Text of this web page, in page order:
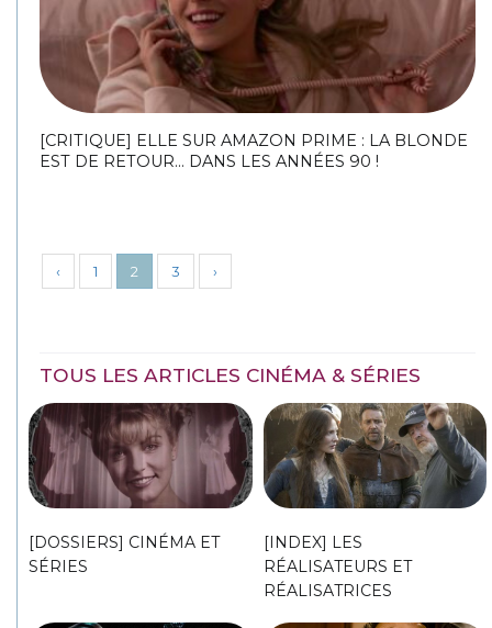
[CRITIQUE] ELLE SUR AMAZON PRIME : LA BLONDE
EST DE RETOUR… DANS LES ANNÉES 90 !
‹ 1 2 3 ›
TOUS LES ARTICLES CINÉMA & SÉRIES
[DOSSIERS] CINÉMA ET
SÉRIES
[INDEX] LES
RÉALISATEURS ET
RÉALISATRICES